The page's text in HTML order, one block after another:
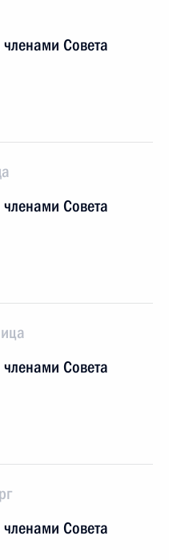
Совета
Совета
Совета
Совета